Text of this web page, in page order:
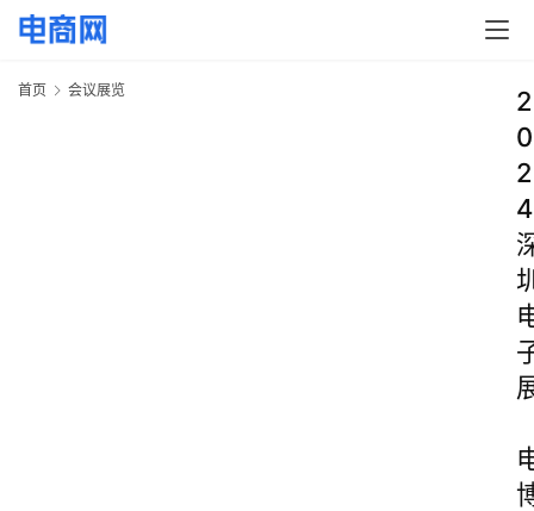
首页 会议展览
2
0
2
4